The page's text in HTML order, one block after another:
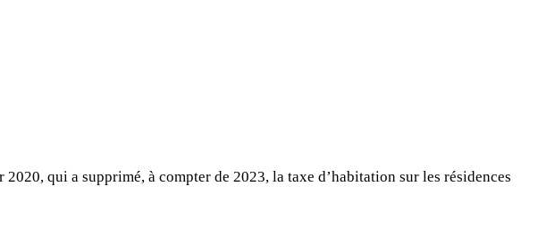
qui a supprimé, à compter de 2023, la taxe d’habitation sur les résidences